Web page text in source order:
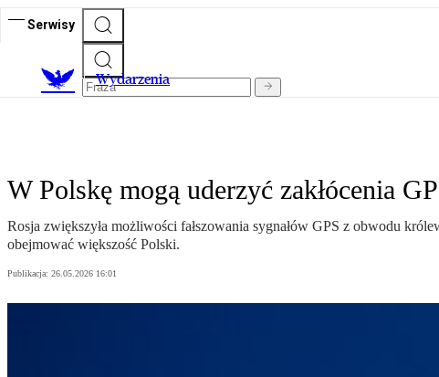
Serwisy
Wydarzenia
W Polskę mogą uderzyć zakłócenia
Rosja zwiększyła możliwości fałszowania sygnałów GPS z obwodu
obejmować większość Polski.
Publikacja: 26.05.2026 16:01